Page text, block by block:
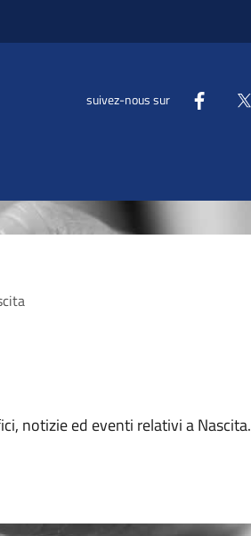
suivez-nous sur
notizie ed eventi relativi a Nascita.